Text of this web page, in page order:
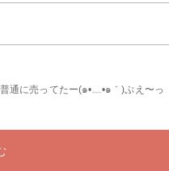
通に売ってたー(๑•﹏•๑｀)ぷえ〜っ